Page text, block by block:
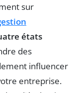
sur
états
des
influencer
entreprise.